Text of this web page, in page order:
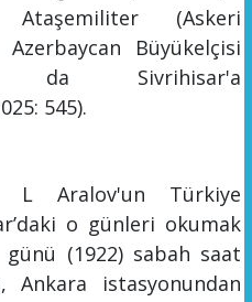
(Askeri
Büyükelçisi
da Sivrihisar'a
545).
L Aralov'un Türkiye
o günleri okumak
(1922) sabah saat
istasyonundan